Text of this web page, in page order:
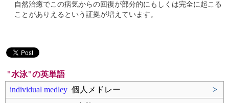
自然治癒でこの病気からの回復が部分的にもしくは完全に起こる
ことがありえるという証拠が増えています。
"水泳"の英単語
individual medley 個人メドレー
>